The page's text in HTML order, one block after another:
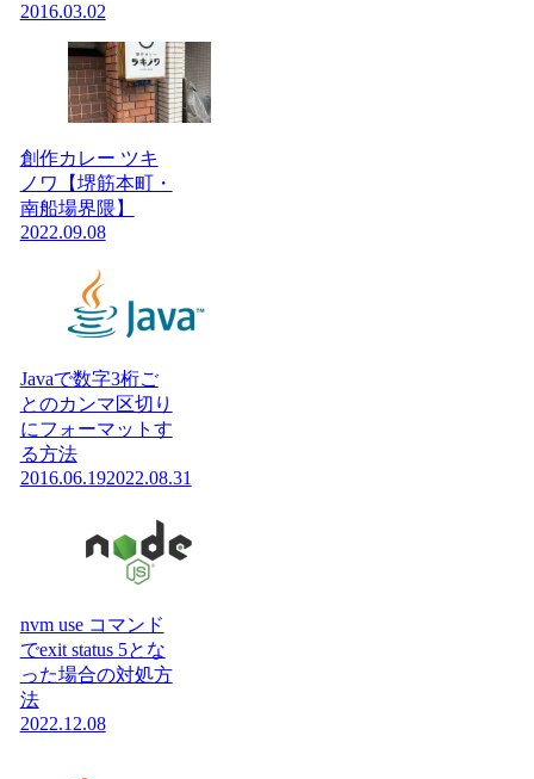
2016.03.02
創作カレー ツキ
ノワ【堺筋本町・
南船場界隈】
2022.09.08
Javaで数字3桁ご
とのカンマ区切り
にフォーマットす
る方法
2016.06.192022.08.31
nvm use コマンド
でexit status 5とな
った場合の対処方
法
2022.12.08